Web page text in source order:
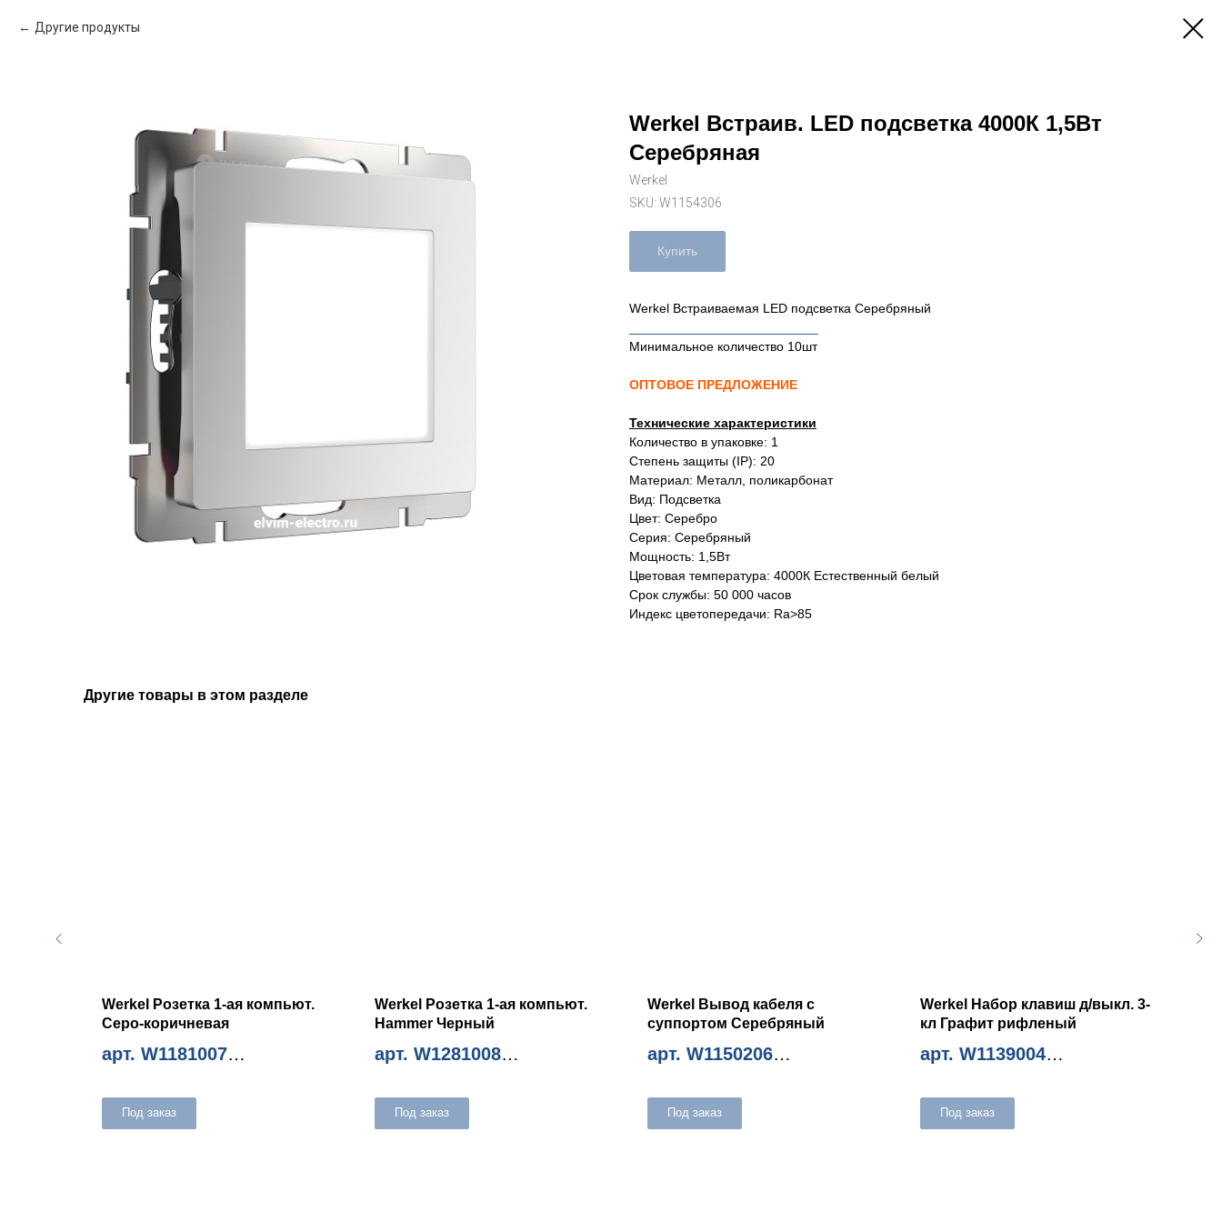
Другие продукты
Werkel Встраив. LED подсветка 4000К 1,5Вт
Серебряная
Werkel
SKU: W1154306
Купить
Werkel Встраиваемая LED подсветка Серебряный
Минимальное количество 10шт
ОПТОВОЕ ПРЕДЛОЖЕНИЕ
Технические характеристики
Количество в упаковке: 1
Степень защиты (IP): 20
Материал: Металл, поликарбонат
Вид: Подсветка
Цвет: Серебро
Серия: Серебряный
Мощность: 1,5Вт
Цветовая температура: 4000К Естественный белый
Срок службы: 50 000 часов
Индекс цветопередачи: Ra>85
Другие товары в этом разделе
Werkel Розетка 1-ая компьют.
Серо-коричневая
арт. W1181007
Werkel Розетка 1-ая компьют.
Hammer Черный
арт. W1281008
Werkel Вывод кабеля с
суппортом Серебряный
арт. W1150206
Werkel Набор клавиш д/выкл. 3-
кл Графит рифленый
арт. W1139004